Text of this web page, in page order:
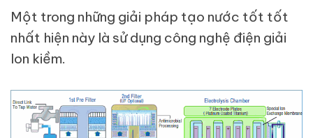
Một trong những giải pháp tạo nước tốt tốt
nhất hiện này là sử dụng công nghệ điện giải
Ion kiềm.